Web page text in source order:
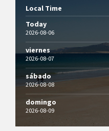
Local Time
Today
2026-08-06
viernes
2026-08-07
sábado
2026-08-08
domingo
2026-08-09